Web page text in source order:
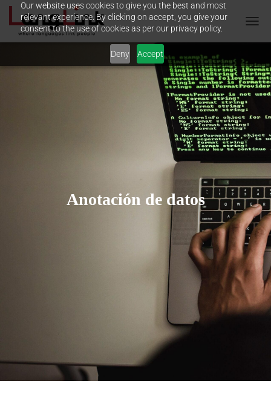
Our website uses cookies to give you the best and most
relevant experience. By clicking on accept, you give your
consent to the use of cookies as per our privacy policy.
Deny Accept
O
G
L
E
I
G
I
N
Anotación de datos